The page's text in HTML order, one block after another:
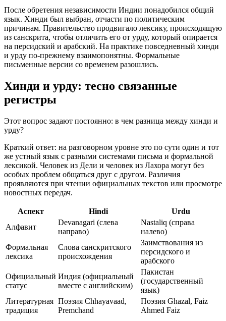
После обретения независимости Индии понадобился общий
язык. Хинди был выбран, отчасти по политическим
причинам. Правительство продвигало лексику, происходящую
из санскрита, чтобы отличить его от урду, который опирается
на персидский и арабский. На практике повседневный хинди
и урду по-прежнему взаимопонятны. Формальные
письменные версии со временем разошлись.
Хинди и урду: тесно связанные
регистры
Этот вопрос задают постоянно: в чем разница между хинди и
урду?
Краткий ответ: на разговорном уровне это по сути один и тот
же устный язык с разными системами письма и формальной
лексикой. Человек из Дели и человек из Лахора могут без
особых проблем общаться друг с другом. Различия
проявляются при чтении официальных текстов или просмотре
новостных передач.
Аспект Hindi
Urdu
Алфавит
Devanagari (слева
направо)
Nastaliq (справа
налево)
Формальная
лексика
Слова санскритского
происхождения
Заимствования из
персидского и
арабского
Официальный
статус
Индия (официальный
вместе с английским)
Пакистан
(государственный
язык)
Литературная
традиция
Поэзия Chhayavaad,
Premchand
Поэзия Ghazal, Faiz
Ahmed Faiz